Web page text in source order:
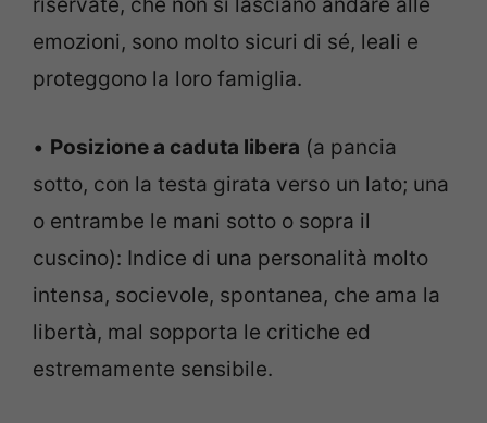
riservate, che non si lasciano andare alle
emozioni, sono molto sicuri di sé, leali e
proteggono la loro famiglia.
• Posizione a caduta libera (a pancia
sotto, con la testa girata verso un lato; una
o entrambe le mani sotto o sopra il
cuscino): Indice di una personalità molto
intensa, socievole, spontanea, che ama la
libertà, mal sopporta le critiche ed
estremamente sensibile.